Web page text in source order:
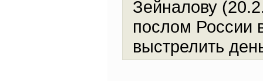
Зейналову
послом России
выстрелить